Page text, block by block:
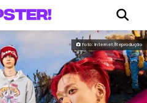
Foto: Internet/Reprodução